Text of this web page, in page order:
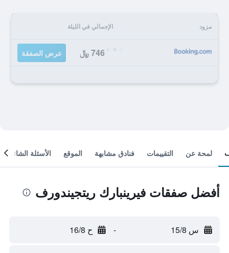
مزود الإجمالي في الليلة
746 ﷼ عرض الصفقة
لمحة عن التقييمات فنادق مشابهة الموقع الأسئلة الشائعة
أفضل صفقات فيرينبارك ريتجيندورف
س 15/8 - ح 16/8